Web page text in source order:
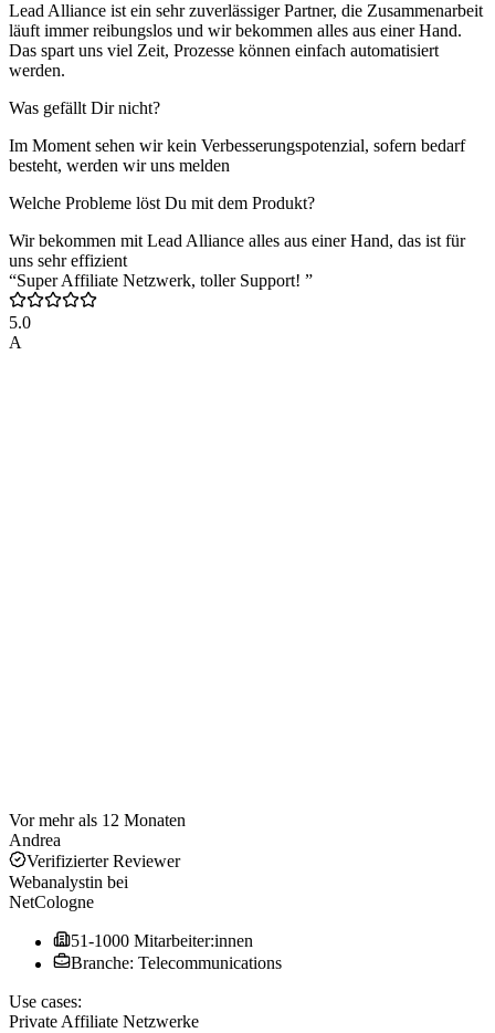
Lead Alliance ist ein sehr zuverlässiger Partner, die Zusammenarbeit
läuft immer reibungslos und wir bekommen alles aus einer Hand.
Das spart uns viel Zeit, Prozesse können einfach automatisiert
werden.
Was gefällt Dir nicht?
Im Moment sehen wir kein Verbesserungspotenzial, sofern bedarf
besteht, werden wir uns melden
Welche Probleme löst Du mit dem Produkt?
Wir bekommen mit Lead Alliance alles aus einer Hand, das ist für
uns sehr effizient
“Super Affiliate Netzwerk, toller Support! ”
5.0
A
Vor mehr als 12 Monaten
Andrea
Verifizierter Reviewer
Webanalystin bei
NetCologne
51-1000 Mitarbeiter:innen
Branche: Telecommunications
Use cases:
Private Affiliate Netzwerke